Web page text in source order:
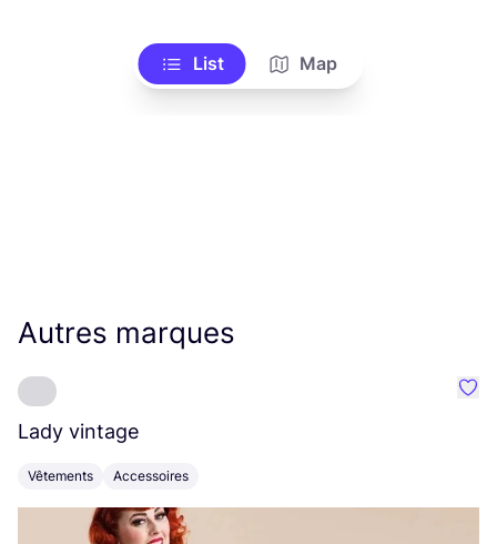
List Map
Autres marques
Lady vintage
Vêtements Accessoires